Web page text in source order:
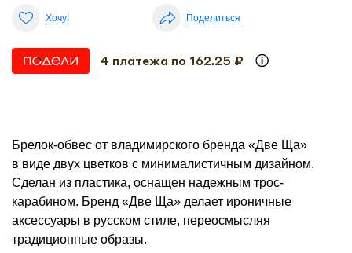
Хочу! Поделиться
4 платежа по 162.25 ₽
Брелок-обвес от владимирского бренда «Две Ща»
в виде двух цветков с минималистичным дизайном.
Сделан из пластика, оснащен надежным трос-
карабином. Бренд «Две Ща» делает ироничные
аксессуары в русском стиле, переосмысляя
традиционные образы.